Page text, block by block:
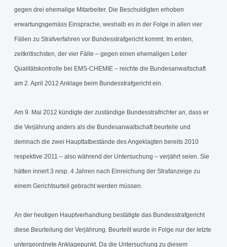
gegen drei ehemalige Mitarbeiter. Die Beschuldigten erhoben
erwartungsgemäss Einsprache, weshalb es in der Folge in allen vier
Fällen zu Strafverfahren vor Bundesstrafgericht kommt. Im ersten,
zeitkritischsten, der vier Fälle – gegen einen ehemaligen Leiter
Qualitätskontrolle bei EMS-CHEMIE – reichte die Bundesanwaltschaft
am 2. April 2012 Anklage beim Bundesstrafgericht ein.
Am 9. Mai 2012 kündigte der zuständige Bundesstrafrichter an, dass er
die Verjährung anders als die Bundesanwaltschaft beurteile und
demnach die zwei Haupttatbestände des Angeklagten bereits 2010
respektive 2011 – also während der Untersuchung – verjährt seien. Sie
hätten innert 3 resp. 4 Jahren nach Einreichung der Strafanzeige zu
einem Gerichtsurteil gebracht werden müssen.
An der heutigen Hauptverhandlung bestätigte das Bundesstrafgericht
diese Beurteilung der Verjährung. Beurteilt wurde in Folge nur der letzte
untergeordnete Anklagepunkt. Da die Untersuchung zu diesem